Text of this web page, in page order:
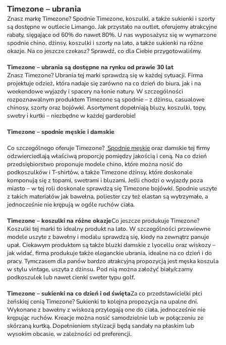
Timezone – ubrania
Znasz markę Timezone? Spodnie Timezone, koszulki, a także sukienki i szorty
są dostępne w outlecie Limango. Jak przystało na outlet, oferujemy atrakcyjne
rabaty, sięgające od 60% do nawet 80%. U nas wyposażysz się w wymarzone
spodnie chino, dżinsy, koszulki i szorty na lato, a także sukienki na różne
okazje. Na co jeszcze czekasz? Sprawdź, co dla Ciebie przygotowaliśmy.
Timezone – ubrania są dostępne na rynku od prawie 30 lat
Znasz Timezone? Ubrania tej marki sprawdzą się w każdej sytuacji. Firma
projektuje odzież, która nadaje się zarówno na co dzień do biura, jak i na
weekendowe wyjazdy i spacery na łonie natury. W szczególności
rozpoznawalnym produktem Timezone są spodnie – z dżinsu, casualowe
chinosy, szorty oraz bojówki. Asortyment dopełniają bluzy, koszulki, topy,
swetry i kurtki – niezbędne w każdej garderobie!
Timezone – spodnie męskie i damskie
Co szczególnego oferuje Timezone? Spodnie męskie oraz damskie tej firmy
odzwierciedlają właściwą proporcję pomiędzy jakością i ceną. Na co dzień
przedsiębiorstwo proponuje modele chino, które można nosić do
podkoszulków i T-shirtów, a także Timezone dżinsy, które doskonale
komponują się z topami, swetrami i bluzami. Jeśli chodzi o wyjazdy poza
miasto – w tej roli doskonale sprawdzą się Timezone bojówki. Spodnie uszyte
z takich materiałów jak bawełna, poliester czy też elastan są wytrzymałe, a
jednocześnie nie krępują w ogóle ruchów ciała.
Timezone – koszulki na różne okazjeCo jeszcze produkuje Timezone?
Koszulki tej marki to idealny produkt na lato. W szczególności przewiewne
modele uszyte z bawełny i modalu sprawdzą się, kiedy na zewnątrz panuje
upał. Ciekawym produktem są także bluzki damskie z lyocellu oraz wiskozy –
jak widać, firma produkuje także eleganckie ubrania, idealne na co dzień i do
pracy. Tymczasem dla panów bardzo atrakcyjną propozycją jest męska koszula
w stylu vintage, uszyta z dżinsu. Pod nią można założyć biały/czarny
podkoszulek lub nawet cienki sweter typu golf.
Timezone – sukienki na co dzień i od świętaZa co przedstawicielki płci
żeńskiej cenią Timezone? Sukienki to kolejna propozycja na upalne dni.
Wykonane z bawełny z wiskozą przylegają one do ciała, jednocześnie nie
krępując ruchów. Kreacje można nosić samodzielnie lub w połączeniu ze
skórzaną kurtką. Dopełnieniem stylizacji będą sandały na płaskim lub
wysokim obcasie, w zależności od preferencji.